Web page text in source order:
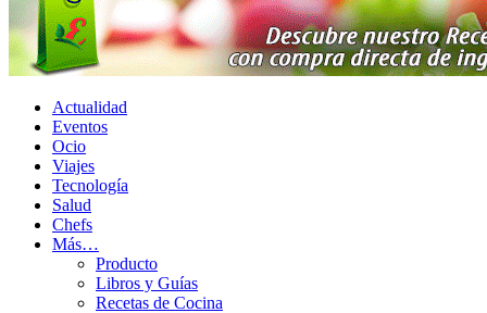
Actualidad
Eventos
Ocio
Viajes
Tecnología
Salud
Chefs
Más…
Producto
Libros y Guías
Recetas de Cocina